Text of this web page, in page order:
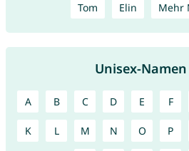
Tom Elin Mehr
Unisex-
A B C D E F
K L M N O P